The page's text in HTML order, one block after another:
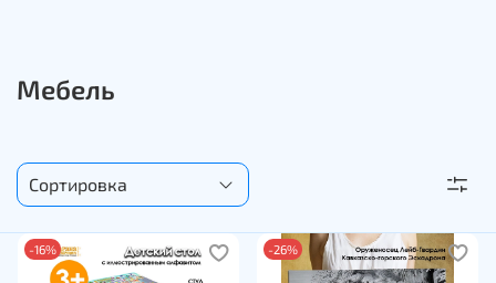
Мебель
-16% -26%